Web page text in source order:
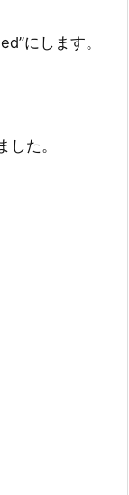
にします。
た。